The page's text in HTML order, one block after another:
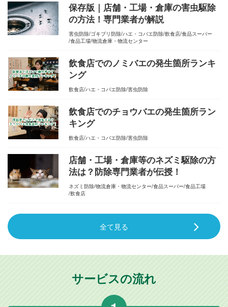
保存版｜店舗・工場・倉庫の害虫駆除
の方法！専門業者が解説
害虫防除 ゴキブリ防除 ハエ・コバエ防除 飲食店 食品スーパー
食品工場 物流倉庫・物流センター
飲食店でのノミバエの発生箇所ランキ
ング
飲食店 ハエ・コバエ防除 害虫防除
飲食店でのチョウバエの発生箇所ラン
キング
飲食店 ハエ・コバエ防除 害虫防除
店舗・工場・倉庫等のネズミ駆除の方
法は？防除専門業者が伝授！
ネズミ防除 物流倉庫・物流センター 食品スーパー 食品工場
飲食店
全て見る
サービスの流れ